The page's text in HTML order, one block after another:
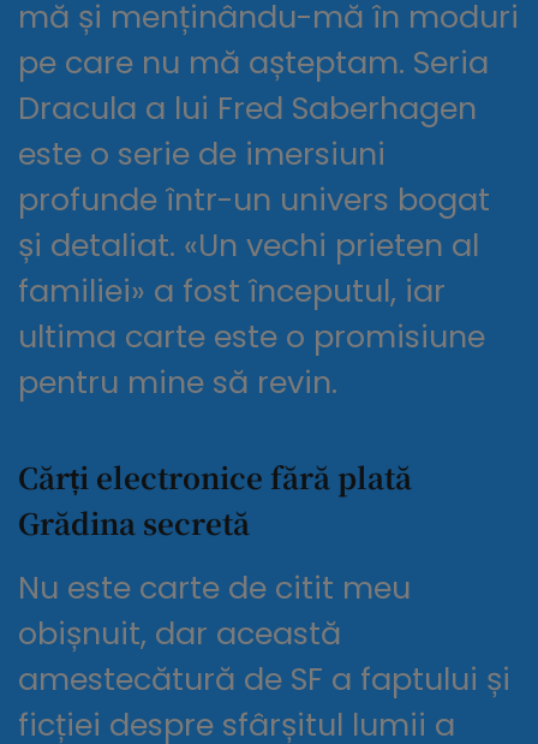
mă și menținându-mă în moduri
pe care nu mă așteptam. Seria
Dracula a lui Fred Saberhagen
este o serie de imersiuni
profunde într-un univers bogat
și detaliat. «Un vechi prieten al
familiei» a fost începutul, iar
ultima carte este o promisiune
pentru mine să revin.
Cărți electronice fără plată
Grădina secretă
Nu este carte de citit meu
obișnuit, dar această
amestecătură de SF a faptului și
ficției despre sfârșitul lumii a